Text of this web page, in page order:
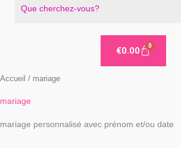
€0.00
Accueil / mariage
mariage
mariage personnalisé avec prénom et/ou date